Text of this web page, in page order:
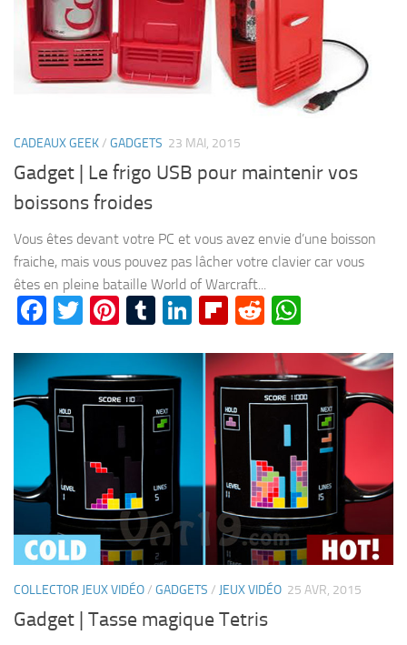
CADEAUX GEEK/ GADGETS 23 MAI, 2015
Gadget | Le frigo USB pour maintenir vos
boissons froides
Vous êtes devant votre PC et vous avez envie d’une boisson
fraiche, mais vous pouvez pas lâcher votre clavier car vous
êtes en pleine bataille World of Warcraft...
Facebook
TwitterPinterest
TumblrLinkedIn
Flipboard
Reddit
COLLECTOR JEUX VIDÉO/ GADGETS / JEUX VIDÉO 25 AVR, 2015
Gadget | Tasse magique Tetris